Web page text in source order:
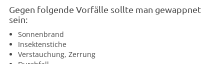
Gegen folgende Vorfälle sollte man gewappnet
sein:
Sonnenbrand
Insektenstiche
Verstauchung, Zerrung